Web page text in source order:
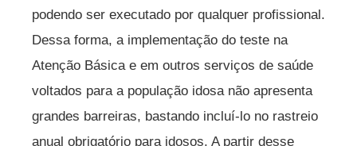
podendo ser executado por qualquer profissional.
Dessa forma, a implementação do teste na
Atenção Básica e em outros serviços de saúde
voltados para a população idosa não apresenta
grandes barreiras, bastando incluí-lo no rastreio
anual obrigatório para idosos. A partir desse